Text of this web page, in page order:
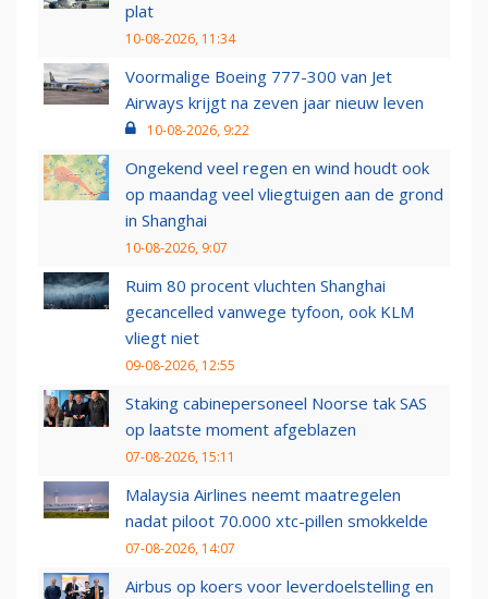
plat
10-08-2026, 11:34
Voormalige Boeing 777-300 van Jet
Airways krijgt na zeven jaar nieuw leven
10-08-2026, 9:22
Ongekend veel regen en wind houdt ook
op maandag veel vliegtuigen aan de grond
in Shanghai
10-08-2026, 9:07
Ruim 80 procent vluchten Shanghai
gecancelled vanwege tyfoon, ook KLM
vliegt niet
09-08-2026, 12:55
Staking cabinepersoneel Noorse tak SAS
op laatste moment afgeblazen
07-08-2026, 15:11
Malaysia Airlines neemt maatregelen
nadat piloot 70.000 xtc-pillen smokkelde
07-08-2026, 14:07
Airbus op koers voor leverdoelstelling en